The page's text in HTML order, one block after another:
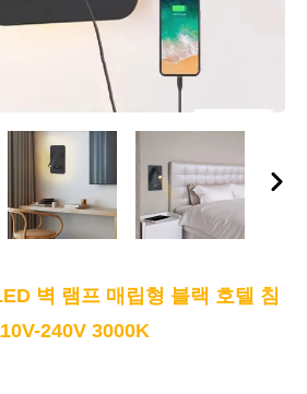
벽 램프 매립형 블랙 호텔 침
240V 3000K